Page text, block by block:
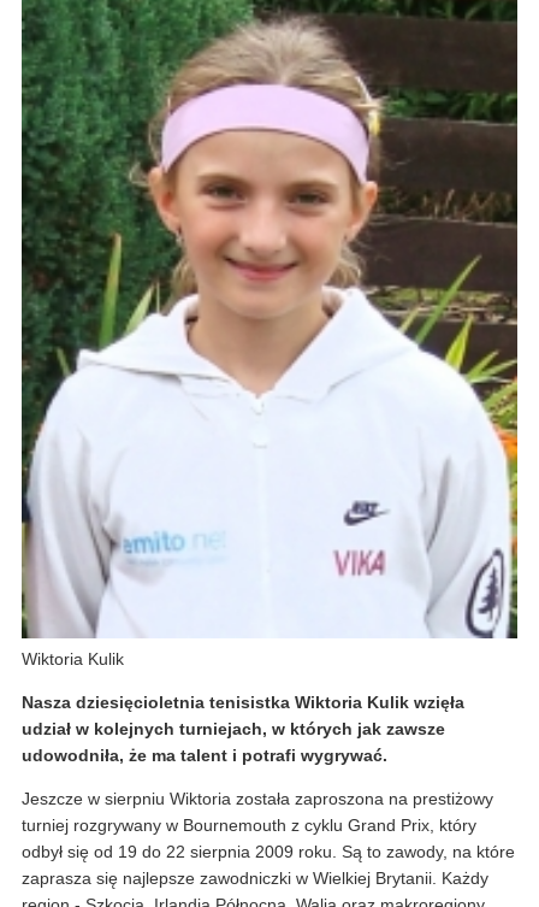
Wiktoria Kulik
Nasza dziesięcioletnia tenisistka Wiktoria Kulik wzięła
udział w kolejnych turniejach, w których jak zawsze
udowodniła, że ma talent i potrafi wygrywać.
Jeszcze w sierpniu Wiktoria została zaproszona na prestiżowy
turniej rozgrywany w Bournemouth z cyklu Grand Prix, który
odbył się od 19 do 22 sierpnia 2009 roku. Są to zawody, na które
zaprasza się najlepsze zawodniczki w Wielkiej Brytanii. Każdy